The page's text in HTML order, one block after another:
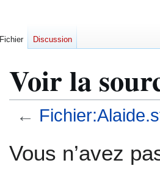
Voir la
←
àà
Vous n’avez
Fichier Discussion